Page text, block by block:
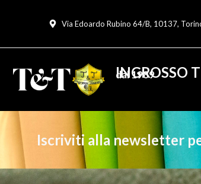
Via Edoardo Rubino 64/B, 10137,
INGROSSO
dal 1989
Iscriviti alla newsletter